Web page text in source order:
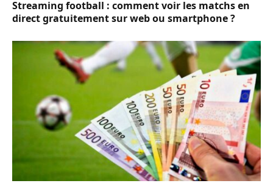
Streaming football : comment voir les matchs en
direct gratuitement sur web ou smartphone ?